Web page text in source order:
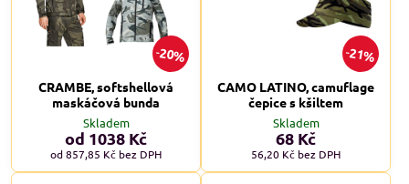
20%
CRAMBE, softshellová
maskáčová bunda
Skladem
od 1038 Kč
od 857,85 Kč bez DPH
21%
CAMO LATINO, camuflage
čepice s kšiltem
Skladem
68 Kč
56,20 Kč bez DPH